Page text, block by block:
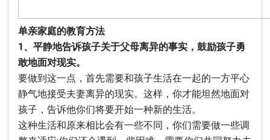
单亲家庭的教育方法
1、平静地告诉孩子关于父母离异的事实，鼓励孩子勇
敢地面对现实。
要做到这一点，首先需要和孩子生活在一起的一方平心
静气地接受夫妻离异的现实。这样，你才能坦然地面对
孩子，告诉他你们将要开始一种新的生活。
这种生活和原来相比会有一些不同，你们需要做一些调